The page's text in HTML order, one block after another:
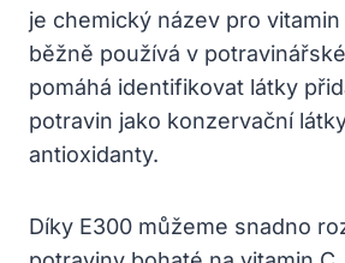
je chemický název pro
běžně používá v
pomáhá identifikovat látky
potravin jako konzervační
antioxidanty.
Díky E300 můžeme snadno